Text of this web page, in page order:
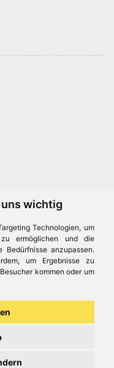
wichtig
Technologien, um
ermöglichen und die
Bedürfnisse anzupassen.
um Ergebnisse zu
kommen oder um